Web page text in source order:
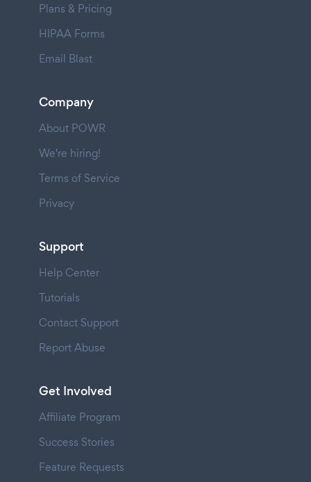
Plans & Pricing
HIPAA Forms
Email Blast
Company
About POWR
We're hiring!
Terms of Service
Privacy
Support
Help Center
Tutorials
Contact Support
Report Abuse
Get Involved
Affiliate Program
Success Stories
Feature Requests